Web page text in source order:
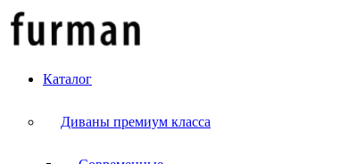
Каталог
Диваны премиум класса